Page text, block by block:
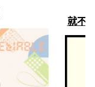
就不